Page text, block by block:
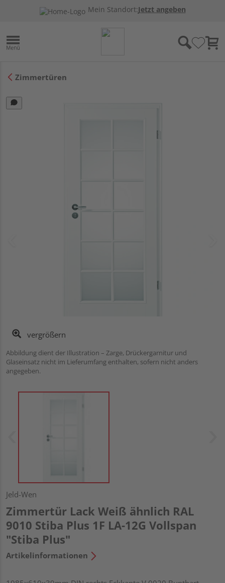
Mein Standort:Jetzt angeben
Zimmertüren
vergrößern
Abbildung dient der Illustration – Zarge, Drückergarnitur und
Glaseinsatz nicht im Lieferumfang enthalten, sofern nicht anders
angegeben.
Jeld-Wen
Zimmertür Lack Weiß ähnlich RAL
9010 Stiba Plus 1F LA-12G Vollspan
"Stiba Plus"
Artikelinformationen